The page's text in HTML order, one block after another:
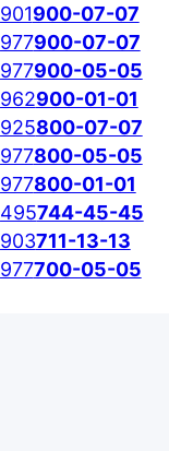
901900-07-07
977900-07-07
977900-05-05
962900-01-01
925800-07-07
977800-05-05
977800-01-01
495744-45-45
903711-13-13
977700-05-05